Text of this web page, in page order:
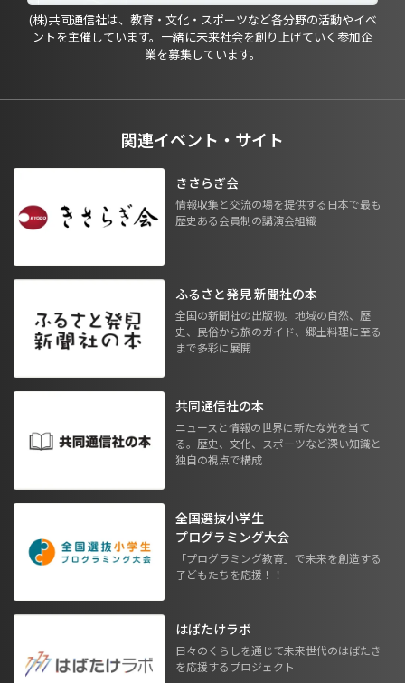
(株)共同通信社は、教育・文化・スポーツなど各分野の活動やイベ
ントを主催しています。一緒に未来社会を創り上げていく参加企
業を募集しています。
関連イベント・サイト
きさらぎ会
情報収集と交流の場を提供する日本で最も
歴史ある会員制の講演会組織
ふるさと発見 新聞社の本
全国の新聞社の出版物。地域の自然、歴
史、民俗から旅のガイド、郷土料理に至る
まで多彩に展開
共同通信社の本
ニュースと情報の世界に新たな光を当て
る。歴史、文化、スポーツなど深い知識と
独自の視点で構成
全国選抜小学生
プログラミング大会
「プログラミング教育」で未来を創造する
子どもたちを応援！！
はばたけラボ
日々のくらしを通じて未来世代のはばたき
を応援するプロジェクト